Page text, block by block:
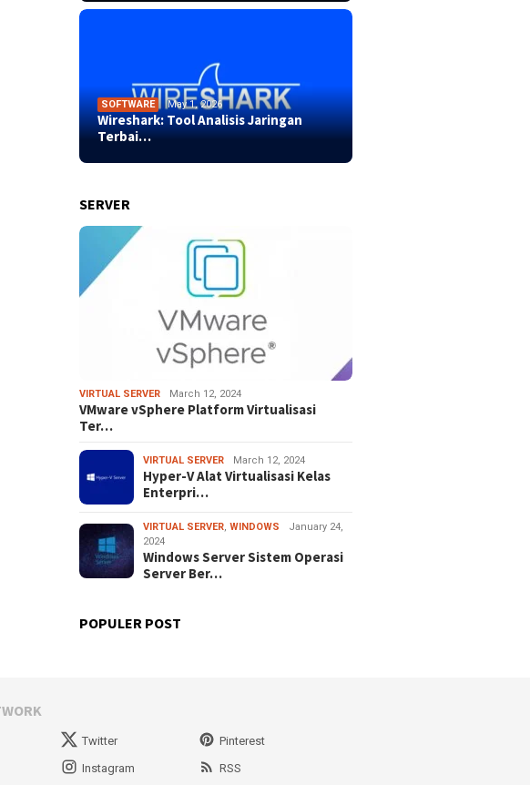
SOFTWARE May 1, 2026
Wireshark: Tool Analisis Jaringan
Terbai…
SERVER
VIRTUAL SERVER March 12, 2024
VMware vSphere Platform Virtualisasi
Ter…
VIRTUAL SERVER March 12, 2024
Hyper-V Alat Virtualisasi Kelas
Enterpri…
VIRTUAL SERVER,WINDOWS
January 24,
2024
Windows Server Sistem Operasi
Server Ber…
POPULER POST
Twitter
Pinterest
Instagram RSS